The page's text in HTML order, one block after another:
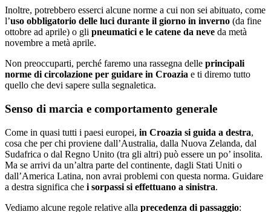
Inoltre, potrebbero esserci alcune norme a cui non sei abituato, come
l’uso obbligatorio delle luci durante il giorno in inverno (da fine
ottobre ad aprile) o gli pneumatici e le catene da neve da metà
novembre a metà aprile.
Non preoccuparti, perché faremo una rassegna delle principali
norme di circolazione per guidare in Croazia e ti diremo tutto
quello che devi sapere sulla segnaletica.
Senso di marcia e comportamento generale
Come in quasi tutti i paesi europei, in Croazia si guida a destra,
cosa che per chi proviene dall’Australia, dalla Nuova Zelanda, dal
Sudafrica o dal Regno Unito (tra gli altri) può essere un po’ insolita.
Ma se arrivi da un’altra parte del continente, dagli Stati Uniti o
dall’America Latina, non avrai problemi con questa norma. Guidare
a destra significa che i sorpassi si effettuano a sinistra.
Vediamo alcune regole relative alla precedenza di passaggio: